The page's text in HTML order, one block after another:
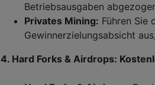
Betriebsausgaben
Privates Mining: Führen Sie
Gewinnerzielungsabsicht
4. Hard Forks & Airdrops: